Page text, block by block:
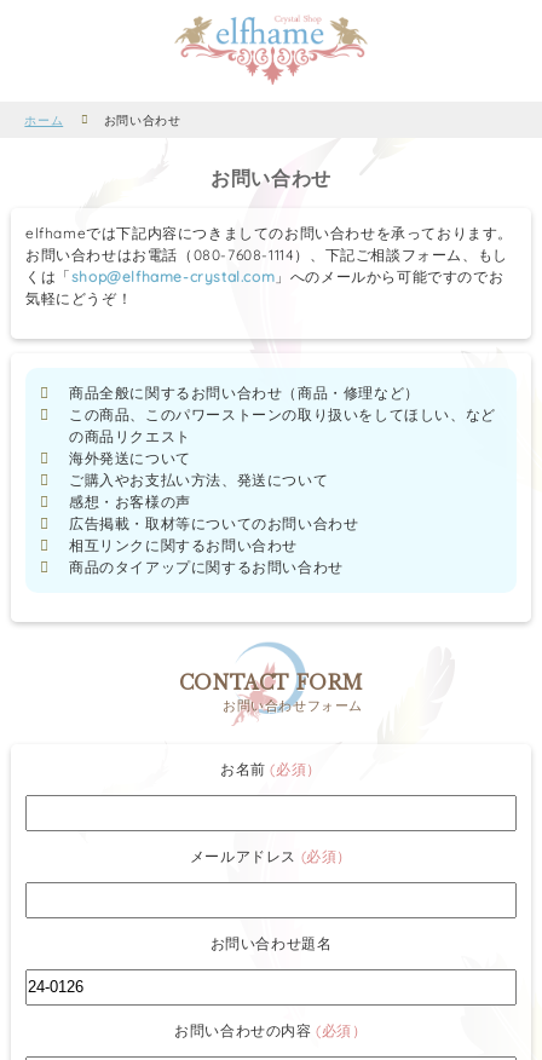
ホーム お問い合わせ
お問い合わせ
elfhameでは下記内容につきましてのお問い合わせを承っております。
お問い合わせはお電話（080-7608-1114）、下記ご相談フォーム、もし
くは「shop@elfhame-crystal.com 」へのメールから可能ですのでお
気軽にどうぞ！
商品全般に関するお問い合わせ（商品・修理など）
この商品、このパワーストーンの取り扱いをしてほしい、など
の商品リクエスト
海外発送について
ご購入やお支払い方法、発送について
感想・お客様の声
広告掲載・取材等についてのお問い合わせ
相互リンクに関するお問い合わせ
商品のタイアップに関するお問い合わせ
CONTACT FORM
お問い合わせフォーム
お名前(必須）
メールアドレス (必須）
お問い合わせ題名
お問い合わせの内容(必須）